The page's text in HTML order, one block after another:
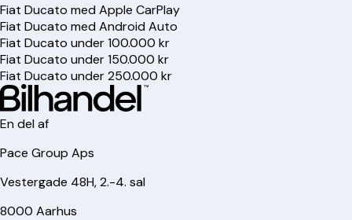
Fiat Ducato med Apple CarPlay
Fiat Ducato med Android Auto
Fiat Ducato under 100.000 kr
Fiat Ducato under 150.000 kr
Fiat Ducato under 250.000 kr
En del af
Pace Group Aps
Vestergade 48H, 2.-4. sal
8000 Aarhus